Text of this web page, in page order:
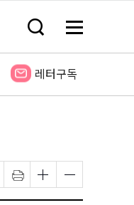
검
창
기
메
전
보
레터구독
인
쇄
하
글
자
크
글
자
크